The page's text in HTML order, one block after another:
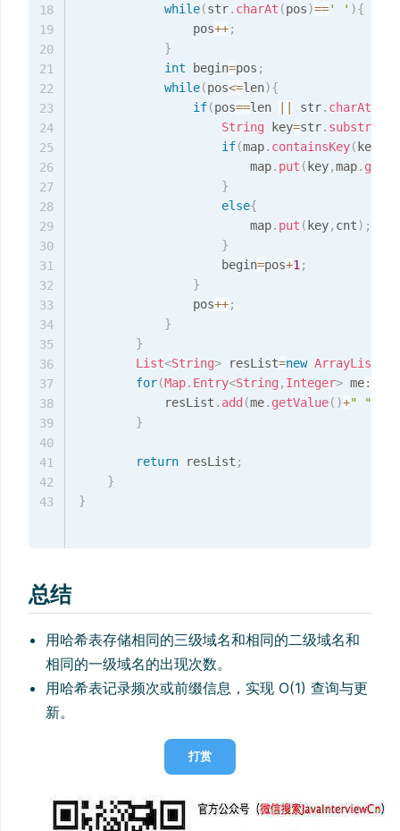
while(str. charAt (pos)==' ' ){
                pos
++;
}
int begin=pos ;
while(pos<=len){
if(pos==len str. charAt
String key=str. substring
if(map. containsKey( key
                        map
. put ( key,map.
}
else{
                        map
. put ( key, cnt) ;
}
                    begin
=pos+1 ;
}
                pos
++;
}
}
List<String> resList=new ArrayList
for(Map. Entry<String , Integer> me:
            resList
. add (me. getValue( )+" "
}
return resList ;
}
}
18
19
20
21
22
23
24
25
26
27
28
29
30
31
32
33
34
35
36
37
38
39
40
41
42
43
总结
用哈希表存储相同的三级域名和相同的二级域名和
相同的一级域名的出现次数。
用哈希表记录频次或前缀信息，实现 O(1) 查询与更
新。
打赏